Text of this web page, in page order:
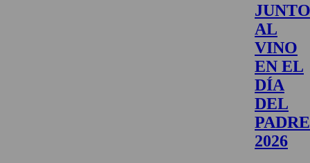
JUNTO
AL
VINO
EN EL
DÍA
DEL
PADRE
2026